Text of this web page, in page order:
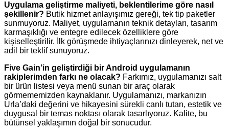
Uygulama geliştirme maliyeti, beklentilerime göre nasıl
şekillenir? Butik hizmet anlayışımız gereği, tek tip paketler
sunmuyoruz. Maliyet, uygulamanın teknik detayları, tasarım
karmaşıklığı ve entegre edilecek özelliklere göre
kişiselleştirilir. İlk görüşmede ihtiyaçlarınızı dinleyerek, net ve
adil bir teklif sunuyoruz.
Five Gain’in geliştirdiği bir Android uygulamanın
rakiplerimden farkı ne olacak? Farkımız, uygulamanızı salt
bir ürün listesi veya menü sunan bir araç olarak
görmememizden kaynaklanır. Uygulamanızı, markanızın
Urla’daki değerini ve hikayesini sürekli canlı tutan, estetik ve
duygusal bir temas noktası olarak tasarlıyoruz. Kalite, bu
bütünsel yaklaşımın doğal bir sonucudur.